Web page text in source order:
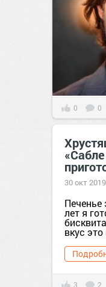
0 0
30 окт
лет я
вкус
3 2